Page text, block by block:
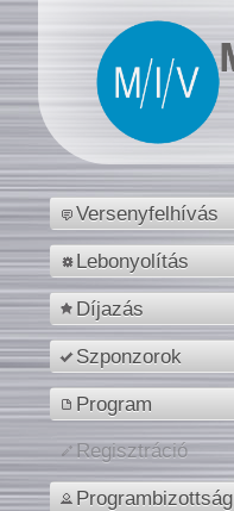
Versenyfelhívás
Lebonyolítás
Díjazás
Szponzorok
Program
Regisztráció
Programbizottság